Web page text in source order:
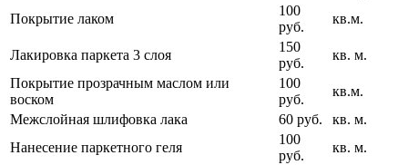
Покрытие лаком
100
руб.
кв.м.
Лакировка паркета 3 слоя
150
руб.
кв. м.
Покрытие прозрачным маслом или
воском
100
руб.
кв.м.
Межслойная шлифовка лака
60 руб.
кв. м.
Нанесение паркетного геля
100
руб.
кв. м.